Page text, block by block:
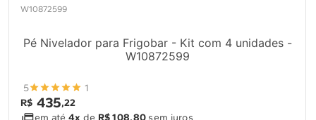
W10872599
Pé Nivelador para Frigobar - Kit com 4 unidades -
W10872599
5
1
R$ 435,22
em até 4x de R$ 108,80 sem juros